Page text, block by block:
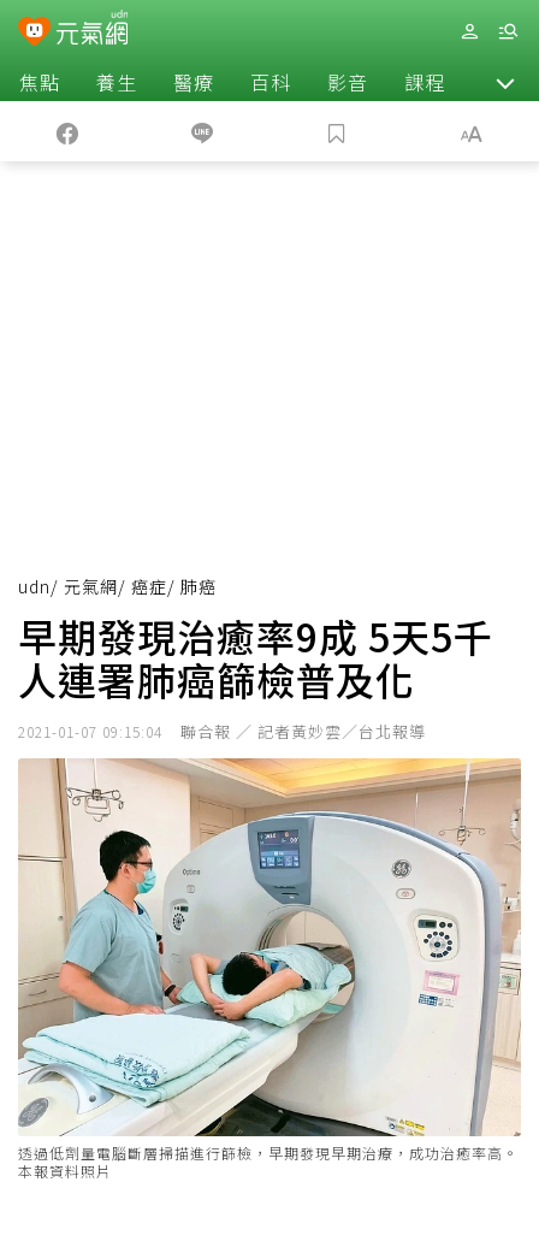
焦點 養生 醫療 百科 影音 課程 退休
udn/ 元氣網/ 癌症/ 肺癌
早期發現治癒率9成 5天5千
人連署肺癌篩檢普及化
2021-01-07 09:15:04 聯合報 ／ 記者黃妙雲／台北報導
透過低劑量電腦斷層掃描進行篩檢，早期發現早期治療，成功治癒率高。
本報資料照片